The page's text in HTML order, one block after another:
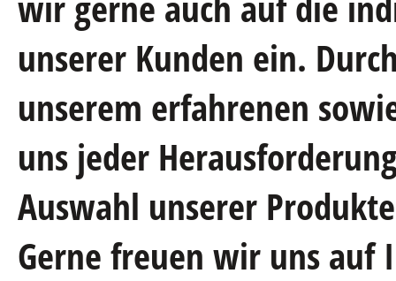
unserer Kunden ein.
unserem erfahrenen
uns jeder
Auswahl unserer
Gerne freuen wir uns auf